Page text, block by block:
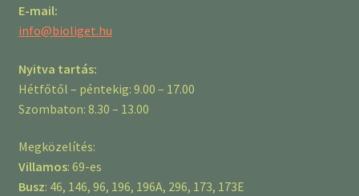
E-mail:
info@bioliget.hu
Nyitva tartás:
Hétfőtől – péntekig: 9.00 – 17.00
Szombaton: 8.30 – 13.00
Megközelítés:
Villamos: 69-es
Busz: 46, 146, 96, 196, 196A, 296, 173, 173E